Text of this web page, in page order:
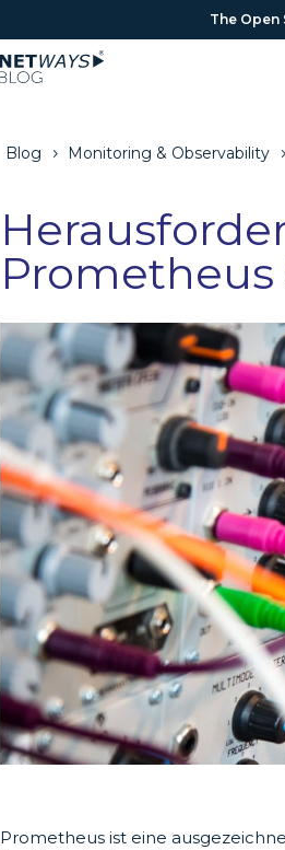
The Open
The Open
Blog 5 Monitoring & Observability 5
Prometheus
Prometheus ist eine